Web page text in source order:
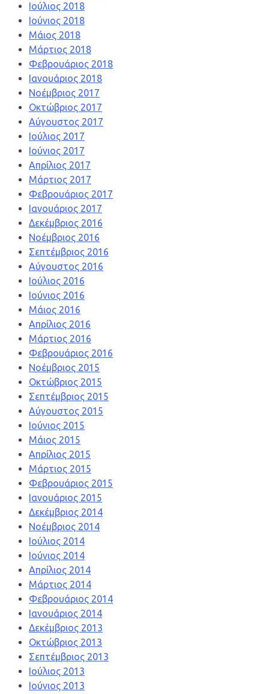
Ιούλιος 2018
Ιούνιος 2018
Μάιος 2018
Μάρτιος 2018
Φεβρουάριος 2018
Ιανουάριος 2018
Νοέμβριος 2017
Οκτώβριος 2017
Αύγουστος 2017
Ιούλιος 2017
Ιούνιος 2017
Απρίλιος 2017
Μάρτιος 2017
Φεβρουάριος 2017
Ιανουάριος 2017
Δεκέμβριος 2016
Νοέμβριος 2016
Σεπτέμβριος 2016
Αύγουστος 2016
Ιούλιος 2016
Ιούνιος 2016
Μάιος 2016
Απρίλιος 2016
Μάρτιος 2016
Φεβρουάριος 2016
Νοέμβριος 2015
Οκτώβριος 2015
Σεπτέμβριος 2015
Αύγουστος 2015
Ιούνιος 2015
Μάιος 2015
Απρίλιος 2015
Μάρτιος 2015
Φεβρουάριος 2015
Ιανουάριος 2015
Δεκέμβριος 2014
Νοέμβριος 2014
Ιούλιος 2014
Ιούνιος 2014
Απρίλιος 2014
Μάρτιος 2014
Φεβρουάριος 2014
Ιανουάριος 2014
Δεκέμβριος 2013
Οκτώβριος 2013
Σεπτέμβριος 2013
Ιούλιος 2013
Ιούνιος 2013